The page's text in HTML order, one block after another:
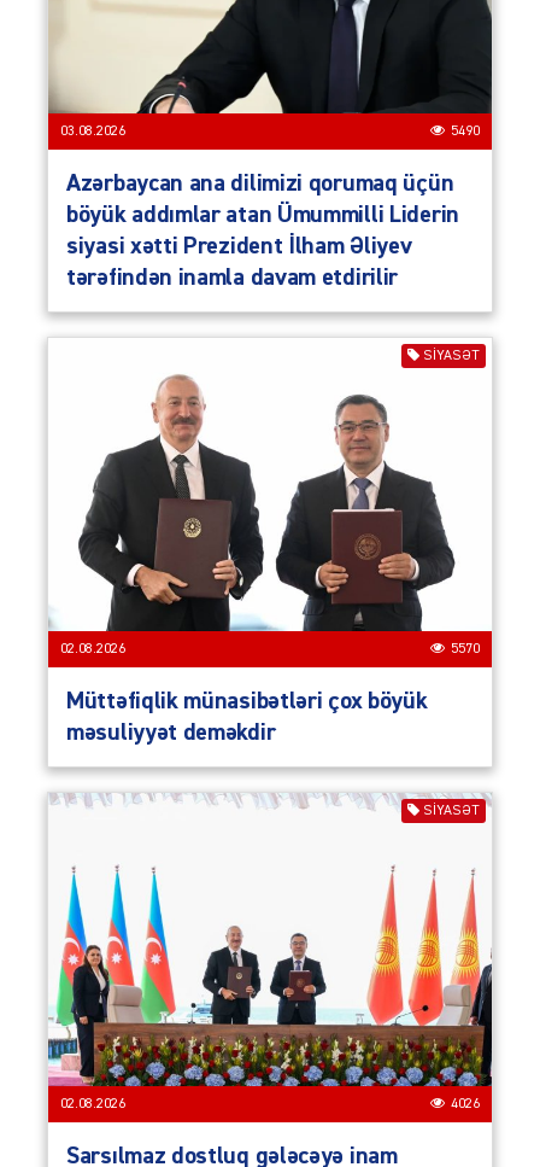
03.08.2026 5490
Azərbaycan ana dilimizi qorumaq üçün
böyük addımlar atan Ümummilli Liderin
siyasi xətti Prezident İlham Əliyev
tərəfindən inamla davam etdirilir
SIYASƏT
02.08.2026 5570
Müttəfiqlik münasibətləri çox böyük
məsuliyyət deməkdir
SIYASƏT
02.08.2026 4026
Sarsılmaz dostluq gələcəyə inam